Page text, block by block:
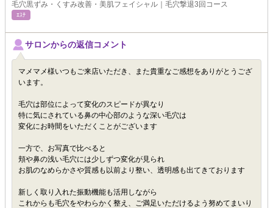
毛穴黒ずみ・くすみ改善・美肌フェイシャル｜毛穴撃退3回コース
ｴｽﾃ
サロンからの返信コメント
マメマメ様いつもご来店いただき、また貴重なご感想をありがとうござ
います。
毛穴は部位によって変化のスピードが異なり
特に気にされている鼻の中心部のような深い毛穴は
変化にお時間をいただくことがございます
一方で、お写真で比べると
頬や鼻の浅い毛穴には少しずつ変化が見られ
お肌のなめらかさや質感も以前より整い、透明感も出てきております
新しく取り入れた振動機能も活用しながら
これからも毛穴をやわらかく整え、ご満足いただけるよう努めてまいり